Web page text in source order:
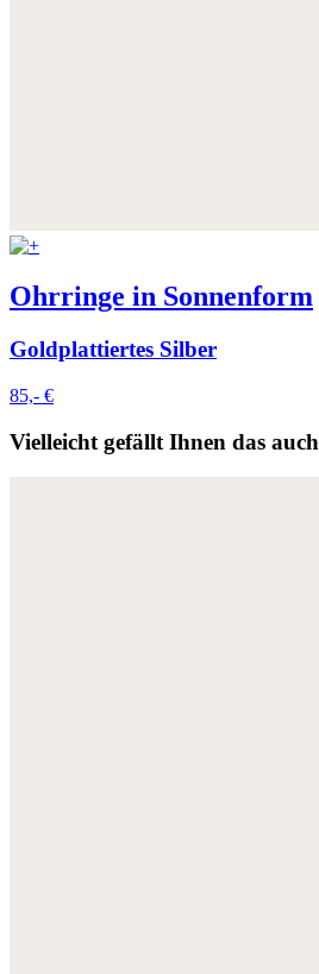
Ohrringe in Sonnenform
Goldplattiertes Silber
85,- €
Vielleicht gefällt Ihnen das auch